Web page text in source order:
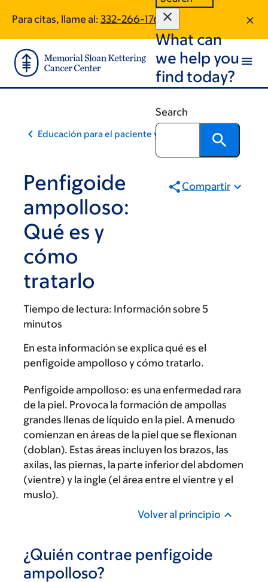
main
content
footer
Para citas, llame al: 332-266-1761
What can
we help you
find today?
Search
Educación para el paciente y la comunidad
Penfigoide
ampolloso:
Qué es y
cómo
tratarlo
Compartir
Tiempo de lectura: Información sobre 5
minutos
En esta información se explica qué es el
penfigoide ampolloso y cómo tratarlo.
Penfigoide ampolloso: es una enfermedad rara
de la piel. Provoca la formación de ampollas
grandes llenas de líquido en la piel. A menudo
comienzan en áreas de la piel que se flexionan
(doblan). Estas áreas incluyen los brazos, las
axilas, las piernas, la parte inferior del abdomen
(vientre) y la ingle (el área entre el vientre y el
muslo).
Volver al principio
¿Quién contrae penfigoide
ampolloso?